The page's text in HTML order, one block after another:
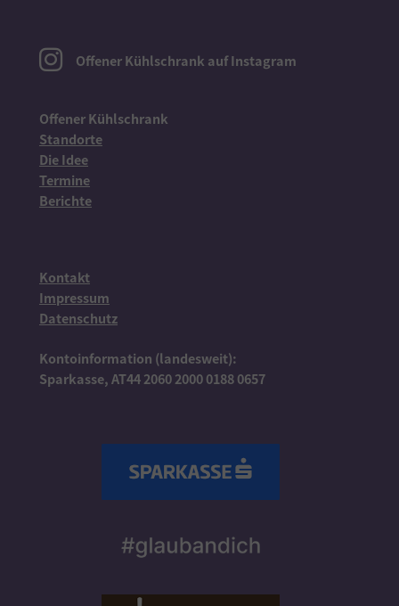
Offener Kühlschrank auf Instagram
Offener Kühlschrank
Standorte
Die Idee
Termine
Berichte
Kontakt
Impressum
Datenschutz
Kontoinformation (landesweit):
Sparkasse, AT44 2060 2000 0188 0657